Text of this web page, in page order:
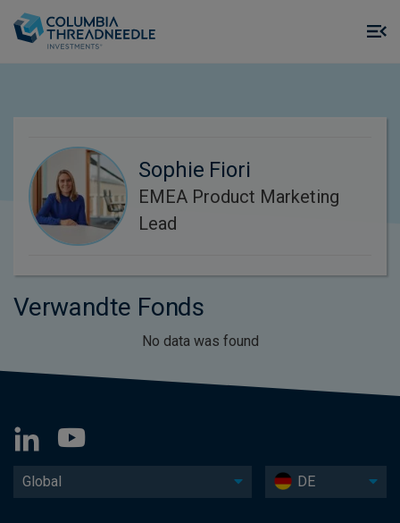
Sophie Fiori
EMEA Product Marketing
Lead
Verwandte Fonds
No data was found
Global DE